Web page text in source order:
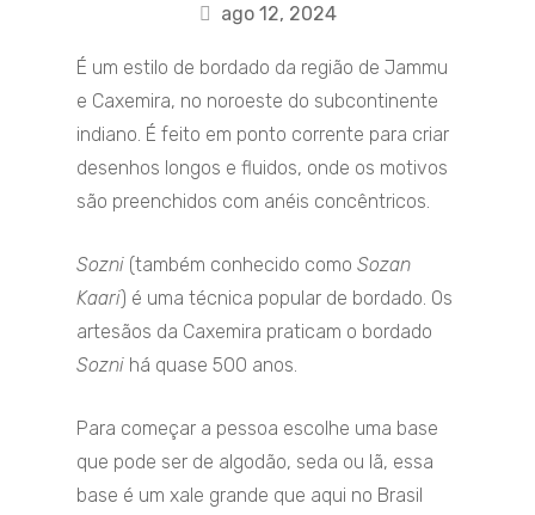
ago 12, 2024
É um estilo de bordado da região de Jammu
e Caxemira, no noroeste do subcontinente
indiano. É feito em ponto corrente para criar
desenhos longos e fluidos, onde os motivos
são preenchidos com anéis concêntricos.
Sozni (também conhecido como Sozan
Kaari) é uma técnica popular de bordado. Os
artesãos da Caxemira praticam o bordado
Sozni há quase 500 anos.
Para começar a pessoa escolhe uma base
que pode ser de algodão, seda ou lã, essa
base é um xale grande que aqui no Brasil